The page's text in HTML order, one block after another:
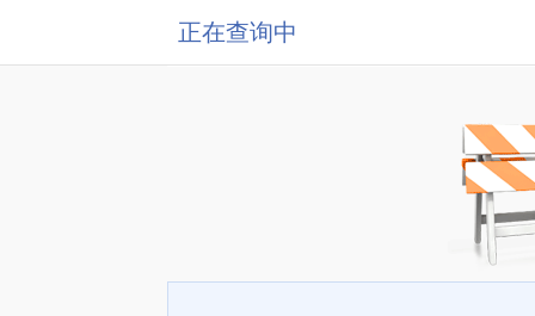
正在查询中